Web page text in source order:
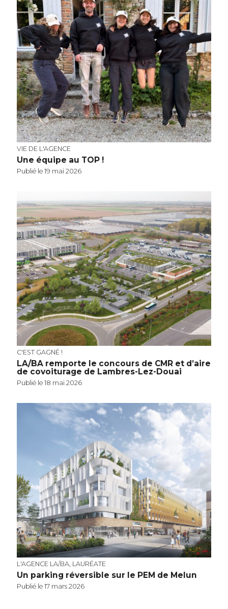
VIE DE L'AGENCE
Une équipe au TOP !
Publié le 19 mai 2026
C'EST GAGNÉ !
LA/BA remporte le concours de CMR et d’aire
de covoiturage de Lambres-Lez-Douai
Publié le 18 mai 2026
L'AGENCE LA/BA, LAURÉATE
Un parking réversible sur le PEM de Melun
Publié le 17 mars 2026